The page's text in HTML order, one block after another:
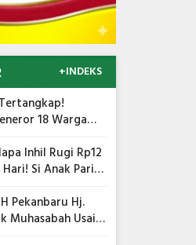
+INDEKS
18 Warga
Inhil Rugi Rp12
Si Anak Parit
Pekanbaru Hj.
Muhasabah Usai